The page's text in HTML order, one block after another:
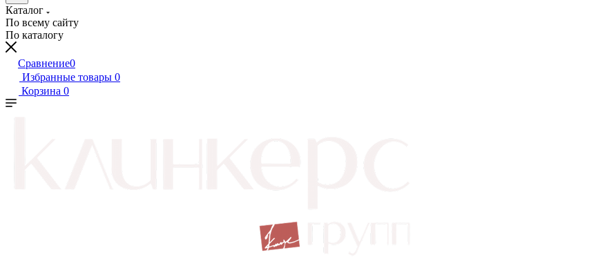
Каталог
По всему сайту
По каталогу
Сравнение0
Избранные товары 0
Корзина 0